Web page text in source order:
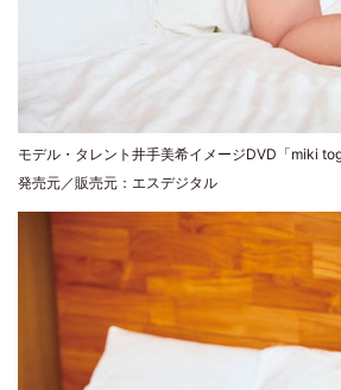
モデル・タレント井手美希イメージDVD「miki
発売元／販売元：エスデジタル